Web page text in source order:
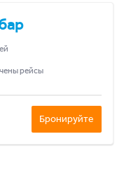
рейсы
Бронируйте